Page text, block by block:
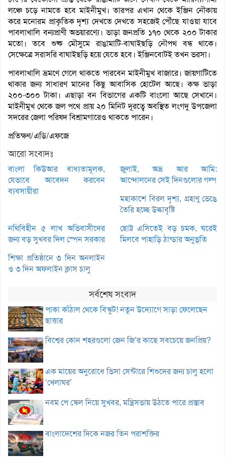
লঞ্চে চড়ে নামতে হবে মাইনীমুখ। তারপর এখান থেকে ইঞ্জিন নৌকায়
করে মনোরম প্রাকৃতিক দৃশ্য দেখতে দেখতে সহজেই পৌঁছে যাওয়া যাবে
পাবলাখালি বন্যপ্রাণী অভয়ারণ্যে। ভাড়া জনপ্রতি ১৭০ থেকে ২০০ টাকার
মতো। তবে শুষ্ক মৌসুমে রাঙামাটি-বাঘাইছড়ি নৌপথ বন্ধ থাকে।
সেক্ষেত্রে সরাসরি বাঘাইছড়ি হয়ে যেতে হবে। ইঞ্জিনবোটই তখন ভরসা।
পাবলাখালি ভ্রমণে গেলে থাকতে পারবেন মাইনীমুখ বাজারে। জায়গাটিতে
থাকার জন্য সাধারণ মানের কিছু আবাসিক হোটেল আছে। কক্ষ ভাড়া
২০০-৩০০ টাকা। এছাড়া বন বিভাগের একটি বাংলো আছে সেখানে।
মাইনীমুখ থেকে জল পথে প্রায় ২০ মিনিট দূরত্বে অবস্থিত লংগদু উপজেলা
সদরের জেলা পরিষদ বিশ্রামগারেও থাকতে পারেন।
প্রতিক্ষণ/এডি/এফজে
আরো সংবাদঃ
বাংলা কিউআর বাধ্যতামূলক,
যেভাবে আবেদন করবেন
ব্যবসায়ীরা
জুলাই, অভ্র আর আমি:
আন্দোলনের সেই দিনগুলোর গল্প
মহাকাশে বিরল দৃশ্য, গ্রহাণু ভেঙে
তৈরি হচ্ছে উল্কাবৃষ্টি
নথিবিহীন ৫ লাখ অভিবাসীদের
জন্য বড় সুখবর দিল স্পেন সরকার
ছোট্ট এসিতেই বড় চমক, ঘরেই
মিলবে পাহাড়ি ঠান্ডার অনুভূতি
শিক্ষা প্রতিষ্ঠানে ৩ দিন অনলাইন
ও ৩ দিন অফলাইন ক্লাস চালু
সর্বশেষ সংবাদ
পাকা কাঁঠাল থেকে বিস্কুট! নতুন উদ্যোগে সাড়া ফেলেছেন
ছাত্তার
বিশ্বের কোন শহরগুলো জেন জি’র কাছে সবচেয়ে জনপ্রিয়?
এক মায়ের অনুরোধে ভিসা সেন্টারে শিশুদের জন্য চালু হলো
‘খেলাঘর’
নবম পে স্কেল নিয়ে সুখবর, মন্ত্রিসভায় উঠতে পারে প্রস্তাব
বাংলাদেশের দিকে নজর তিন পরাশক্তির